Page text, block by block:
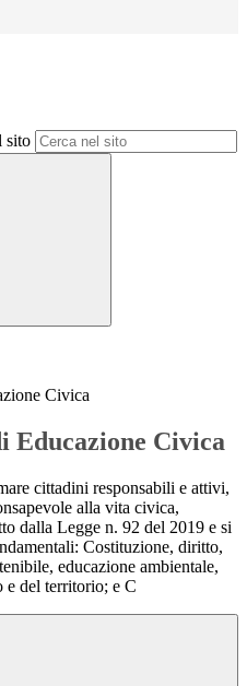
sito
Civica
Educazione Civica
cittadini responsabili e attivi,
alla vita civica,
dalla Legge n. 92 del 2019 e si
Costituzione, diritto,
educazione ambientale,
e del territorio; e C